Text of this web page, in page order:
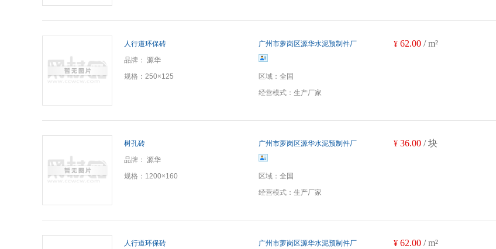
人行道环保砖
品牌： 源华
规格： 250×125
广州市萝岗区源华水泥预制件厂
区域： 全国
经营模式： 生产厂家
¥ 62.00 / m²
树孔砖
品牌： 源华
规格： 1200×160
广州市萝岗区源华水泥预制件厂
区域： 全国
经营模式： 生产厂家
¥ 36.00 / 块
人行道环保砖
广州市萝岗区源华水泥预制件厂 ¥ 62.00 / m²